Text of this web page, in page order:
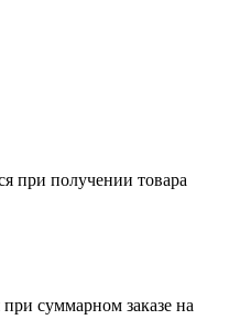
при получении товара
суммарном заказе на